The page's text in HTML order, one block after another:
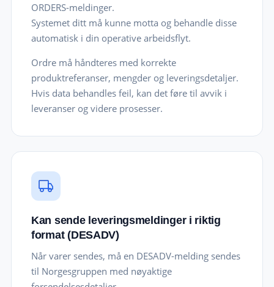
ORDERS-meldinger.
Systemet ditt må kunne motta og behandle disse
automatisk i din operative arbeidsflyt.
Ordre må håndteres med korrekte
produktreferanser, mengder og leveringsdetaljer.
Hvis data behandles feil, kan det føre til avvik i
leveranser og videre prosesser.
Kan sende leveringsmeldinger i riktig
format (DESADV)
Når varer sendes, må en DESADV-melding sendes
til Norgesgruppen med nøyaktige